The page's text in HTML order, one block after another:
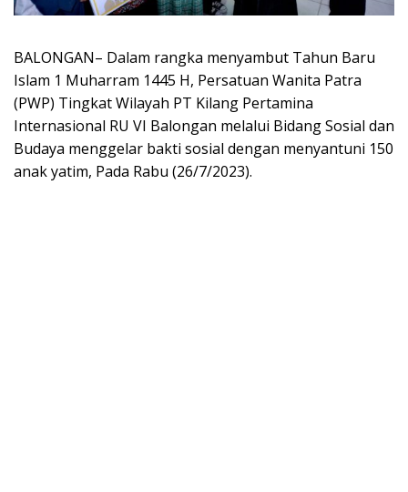
BALONGAN– Dalam rangka menyambut Tahun Baru
Islam 1 Muharram 1445 H, Persatuan Wanita Patra
(PWP) Tingkat Wilayah PT Kilang Pertamina
Internasional RU VI Balongan melalui Bidang Sosial dan
Budaya menggelar bakti sosial dengan menyantuni 150
anak yatim, Pada Rabu (26/7/2023).